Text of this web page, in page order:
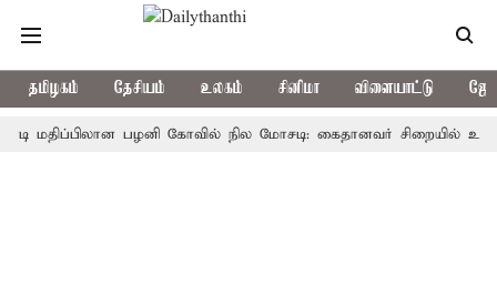
தமிழகம் தேசியம் உலகம் சினிமா விளையாட்டு
பழனி கோவில் நில மோசடி: கைதானவர் சிறையில் உயிரிழப்பு